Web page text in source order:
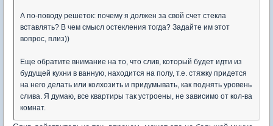
А по-поводу решеток: почему я должен за свой счет стекла
вставлять? В чем смысл остекления тогда? Задайте им этот
вопрос, плиз))
Еще обратите внимание на то, что слив, который будет идти из
будущей кухни в ванную, находится на полу, т.е. стяжку придется
на него делать или колхозить и придумывать, как поднять уровень
слива. Я думаю, все квартиры так устроены, не зависимо от кол-ва
комнат.